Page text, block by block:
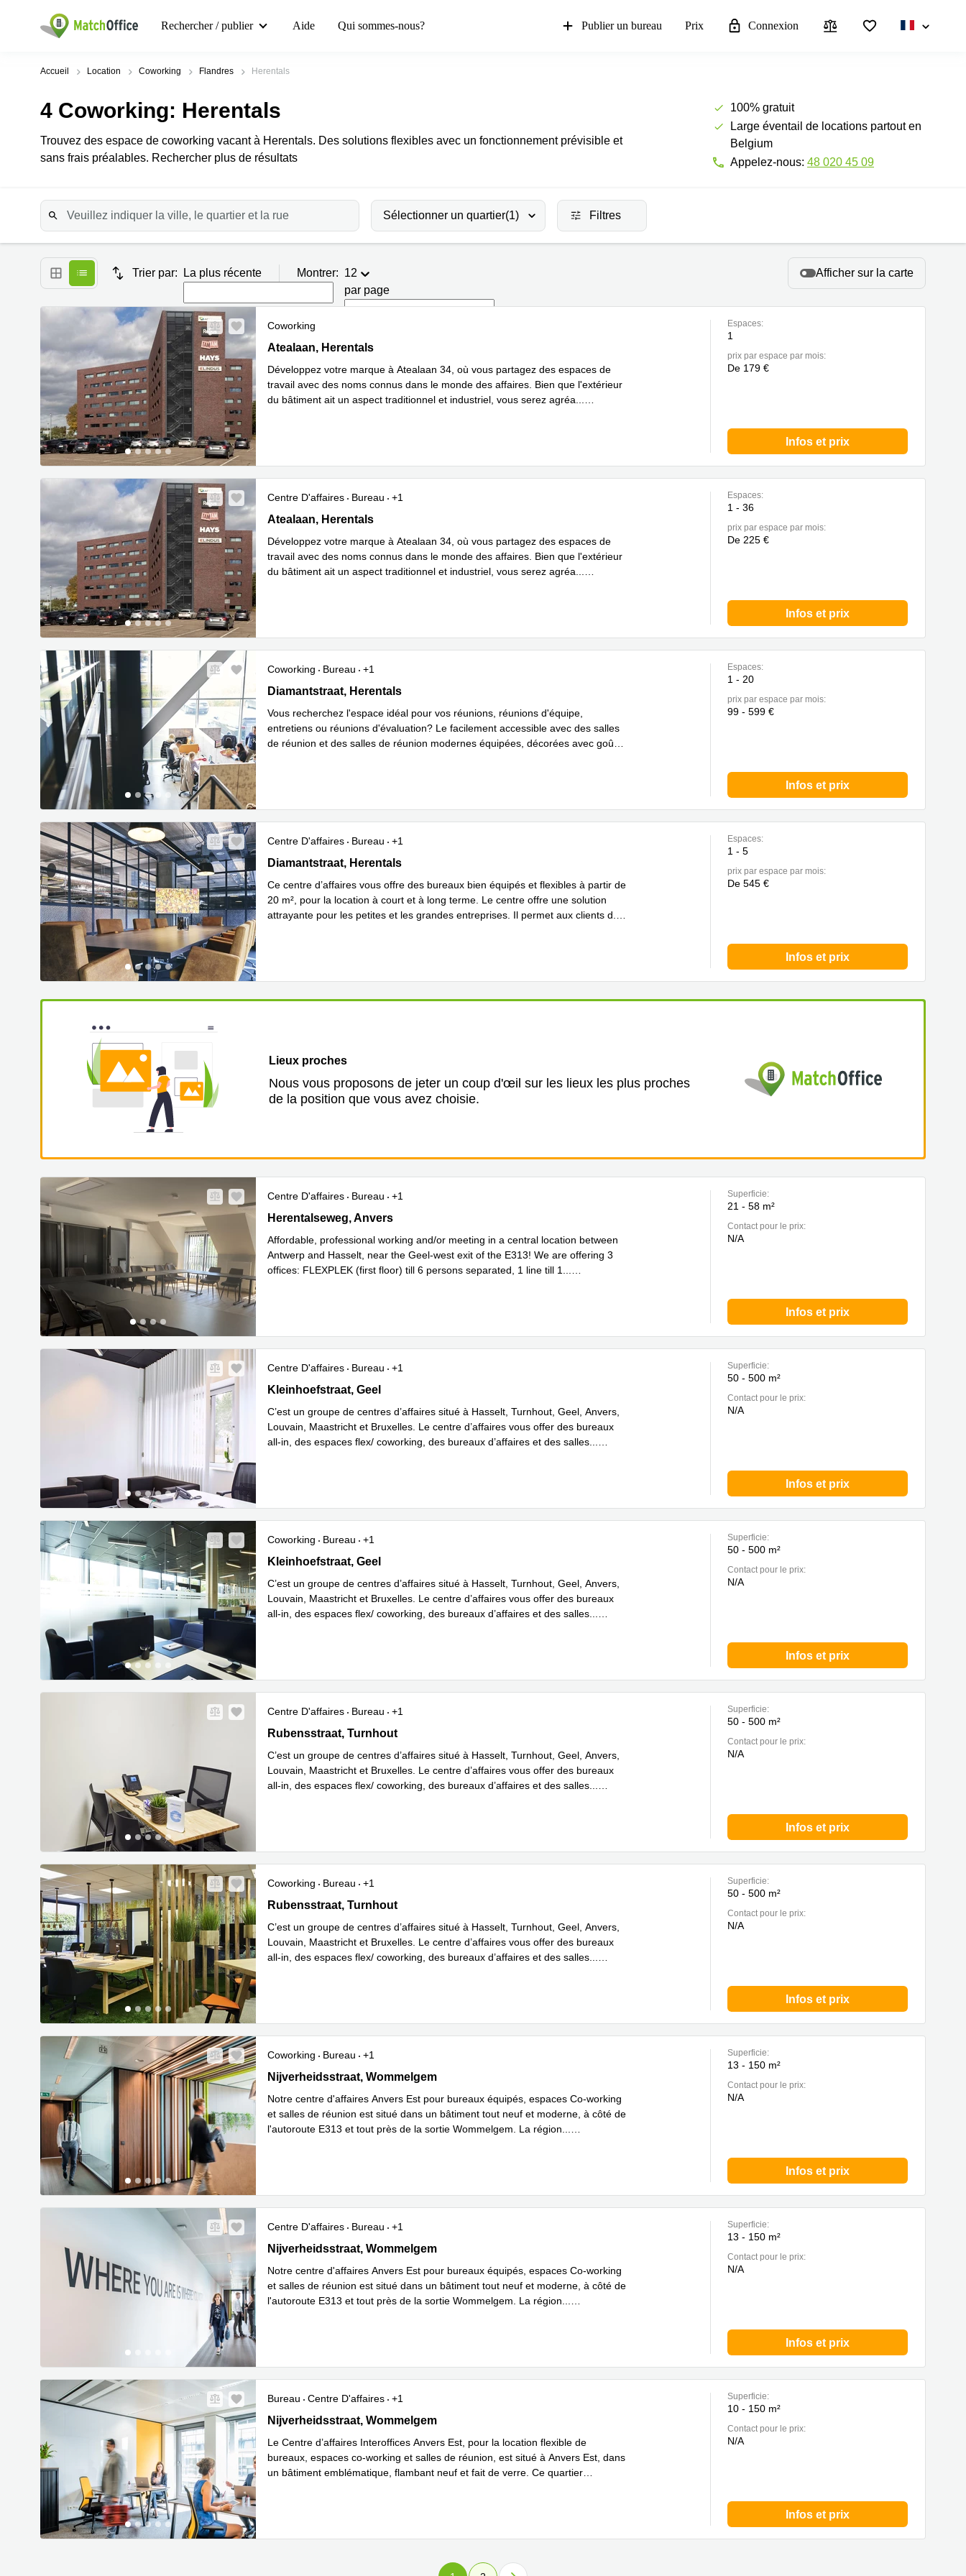
Rechercher / publier Aide Qui sommes-nous? Publier un bureau Prix Connexion
Accueil Location Coworking Flandres Herentals
4 Coworking: Herentals
Trouvez des espace de coworking vacant à Herentals. Des solutions flexibles avec un fonctionnement prévisible et
sans frais préalables. Rechercher plus de résultats
100% gratuit
Large éventail de locations partout en
Belgium
Appelez-nous: 48 020 45 09
Sélectionner un quartier(1) Filtres
Trier par: La plus récente Montrer: 12
par page
Afficher sur la carte
Coworking
Atealaan 34, Herentals
Atealaan, Herentals
Développez votre marque à Atealaan 34, où vous partagez des espaces de
travail avec des noms connus dans le monde des affaires. Bien que l'extérieur
du bâtiment ait un aspect traditionnel et industriel, vous serez agréa
Espaces:
1
prix par espace par mois:
De 179 €
Infos et prix
Centre D'affaires Bureau
+1
Atealaan 34, Herentals
Atealaan, Herentals
Développez votre marque à Atealaan 34, où vous partagez des espaces de
travail avec des noms connus dans le monde des affaires. Bien que l'extérieur
du bâtiment ait un aspect traditionnel et industriel, vous serez agréa
Espaces:
1 - 36
prix par espace par mois:
De 225 €
Infos et prix
Coworking Bureau
+1
Diamantstraat 8, Antwerp, Herentals
Diamantstraat, Herentals
Vous recherchez l'espace idéal pour vos réunions, réunions d'équipe,
entretiens ou réunions d'évaluation? Le facilement accessible avec des salles
de réunion et des salles de réunion modernes équipées, décorées avec goût
Espaces:
1 - 20
prix par espace par mois:
99 - 599 €
Infos et prix
Centre D'affaires Bureau
+1
Diamantstraat 8, Antwerp, Herentals
Diamantstraat, Herentals
Ce centre d’affaires vous offre des bureaux bien équipés et flexibles à partir de
20 m², pour la location à court et à long terme. Le centre offre une solution
attrayante pour les petites et les grandes entreprises. Il permet aux clients d
Espaces:
1 - 5
prix par espace par mois:
De 545 €
Infos et prix
Lieux proches
Nous vous proposons de jeter un coup d'œil sur les lieux les plus proches
de la position que vous avez choisie.
Centre D'affaires Bureau
+1
Herentalseweg 3, Anvers
Herentalseweg, Anvers
Affordable, professional working and/or meeting in a central location between
Antwerp and Hasselt, near the Geel-west exit of the E313! We are offering 3
offices: FLEXPLEK (first floor) till 6 persons separated, 1 line till 1
Superficie:
21 - 58 m²
Contact pour le prix:
N/A
Infos et prix
Centre D'affaires Bureau
+1
Kleinhoefstraat 5, Geel
Kleinhoefstraat, Geel
C’est un groupe de centres d’affaires situé à Hasselt, Turnhout, Geel, Anvers,
Louvain, Maastricht et Bruxelles. Le centre d’affaires vous offer des bureaux
all-in, des espaces flex/ coworking, des bureaux d’affaires et des salles
Superficie:
50 - 500 m²
Contact pour le prix:
N/A
Infos et prix
Coworking Bureau
+1
Kleinhoefstraat 5, Geel
Kleinhoefstraat, Geel
C’est un groupe de centres d’affaires situé à Hasselt, Turnhout, Geel, Anvers,
Louvain, Maastricht et Bruxelles. Le centre d’affaires vous offer des bureaux
all-in, des espaces flex/ coworking, des bureaux d’affaires et des salles
Superficie:
50 - 500 m²
Contact pour le prix:
N/A
Infos et prix
Centre D'affaires Bureau
+1
Rubensstraat 104, Turnhout
Rubensstraat, Turnhout
C’est un groupe de centres d’affaires situé à Hasselt, Turnhout, Geel, Anvers,
Louvain, Maastricht et Bruxelles. Le centre d’affaires vous offer des bureaux
all-in, des espaces flex/ coworking, des bureaux d’affaires et des salles
Superficie:
50 - 500 m²
Contact pour le prix:
N/A
Infos et prix
Coworking Bureau
+1
Rubensstraat 104, Turnhout
Rubensstraat, Turnhout
C’est un groupe de centres d’affaires situé à Hasselt, Turnhout, Geel, Anvers,
Louvain, Maastricht et Bruxelles. Le centre d’affaires vous offer des bureaux
all-in, des espaces flex/ coworking, des bureaux d’affaires et des salles
Superficie:
50 - 500 m²
Contact pour le prix:
N/A
Infos et prix
Coworking Bureau
+1
Nijverheidsstraat 70, Wommelgem
Nijverheidsstraat, Wommelgem
Notre centre d'affaires Anvers Est pour bureaux équipés, espaces Co-working
et salles de réunion est situé dans un bâtiment tout neuf et moderne, à côté de
l'autoroute E313 et tout près de la sortie Wommelgem. La région
Superficie:
13 - 150 m²
Contact pour le prix:
N/A
Infos et prix
Centre D'affaires Bureau
+1
Nijverheidsstraat 70, Wommelgem
Nijverheidsstraat, Wommelgem
Notre centre d'affaires Anvers Est pour bureaux équipés, espaces Co-working
et salles de réunion est situé dans un bâtiment tout neuf et moderne, à côté de
l'autoroute E313 et tout près de la sortie Wommelgem. La région
Superficie:
13 - 150 m²
Contact pour le prix:
N/A
Infos et prix
Bureau Centre D'affaires
+1
Nijverheidsstraat 70, Wommelgem
Nijverheidsstraat, Wommelgem
Le Centre d’affaires Interoffices Anvers Est, pour la location flexible de
bureaux, espaces co-working et salles de réunion, est situé à Anvers Est, dans
un bâtiment emblématique, flambant neuf et fait de verre. Ce quartier
Superficie:
10 - 150 m²
Contact pour le prix:
N/A
Infos et prix